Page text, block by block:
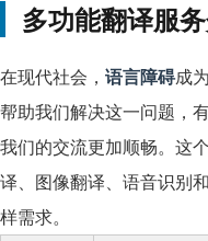
多功能翻译服
在现代社会， 语言障碍成
帮助我们解决这一问题，
我们的交流更加顺畅。这
译、图像翻译、语音识别
样需求。